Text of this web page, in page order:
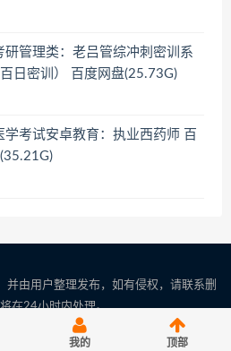
研管理类：老吕管综冲刺密训系
日密训） 百度网盘(25.73G)
学考试安卓教育：执业西药师 百
并由用户整理发布，如有侵权，请联系删
在24小时内处理。
请将(at)替换成@
我的 顶部